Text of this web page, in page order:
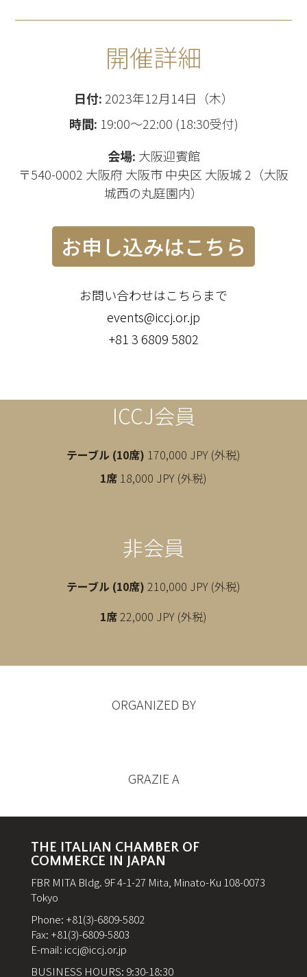
開催詳細
日付: 2023年12月14日（木）
時間: 19:00～22:00 (18:30受付)
会場: 大阪迎賓館
〒540-0002 大阪府 大阪市 中央区 大阪城 2（大阪
城西の丸庭園内）
お申し込みはこちら
お問い合わせはこちらまで
events@iccj.or.jp
+81 3 6809 5802
ICCJ会員
テーブル (10席) 170,000 JPY (外税)
1席 18,000 JPY (外税)
非会員
テーブル (10席) 210,000 JPY (外税)
1席22,000 JPY (外税)
ORGANIZED BY
GRAZIE A
THE ITALIAN CHAMBER OF
COMMERCE IN JAPAN
FBR MITA Bldg. 9F 4-1-27 Mita, Minato-Ku 108-0073
Tokyo
Phone: +81(3)-6809-5802
Fax: +81(3)-6809-5803
E-mail: iccj@iccj.or.jp
BUSINESS HOURS: 9:30-18:30